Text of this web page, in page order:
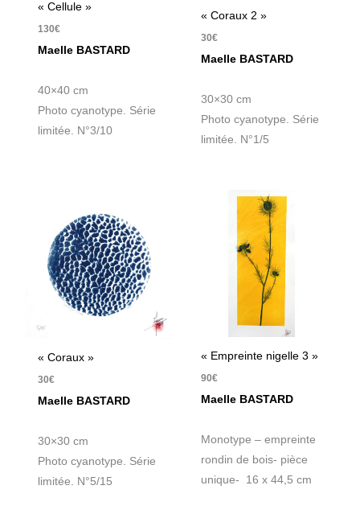
« Cellule »
130€
Maelle BASTARD
40×40 cm
Photo cyanotype. Série
limitée. N°3/10
« Coraux 2 »
30€
Maelle BASTARD
30×30 cm
Photo cyanotype. Série
limitée. N°1/5
« Coraux »
30€
Maelle BASTARD
30×30 cm
Photo cyanotype. Série
limitée. N°5/15
« Empreinte nigelle 3 »
90€
Maelle BASTARD
Monotype – empreinte
rondin de bois- pièce
unique- 16 x 44,5 cm